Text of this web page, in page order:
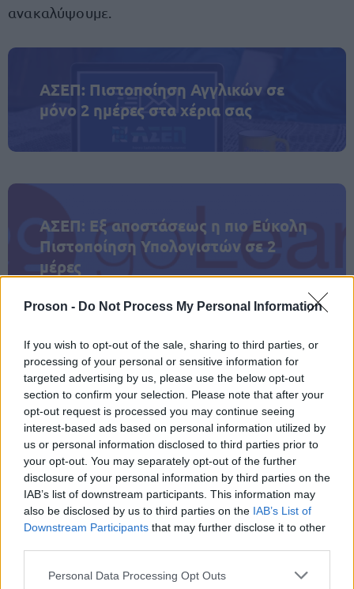
Proson - Do Not Process My Personal Information
If you wish to opt-out of the sale, sharing to third parties, or
processing of your personal or sensitive information for
targeted advertising by us, please use the below opt-out
section to confirm your selection. Please note that after your
opt-out request is processed you may continue seeing
interest-based ads based on personal information utilized by
us or personal information disclosed to third parties prior to
your opt-out. You may separately opt-out of the further
disclosure of your personal information by third parties on the
IAB’s list of downstream participants. This information may
also be disclosed by us to third parties on the IAB’s List of
Downstream Participants that may further disclose it to other
Please note that this website/app uses one or more Google
Personal Data Processing Opt Outs
ανακαλύψουμε.
ΑΣΕΠ: Πιστοποίηση Αγγλικών σε
μόνο 2 ημέρες στα χέρια σας
ΑΣΕΠ: Εξ αποστάσεως η πιο Εύκολη
Πιστοποίηση Υπολογιστών σε 2
μέρες
Μάθε πρώτος όλες τις σημαντικές
ειδήσεις.
Βάλε το proson.gr στα αποτελέσματα
αναζήτησης της Google
Δημοφιλείς Ειδήσεις